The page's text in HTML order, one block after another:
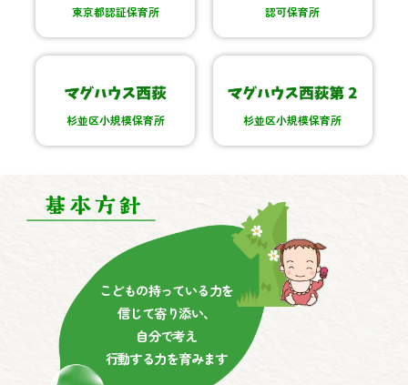
東京都認証保育所 認可保育所
杉並区小規模保育所 杉並区小規模保育所
こどもの持っている力を
信じて寄り添い、
自分で考え
行動する力を育みます